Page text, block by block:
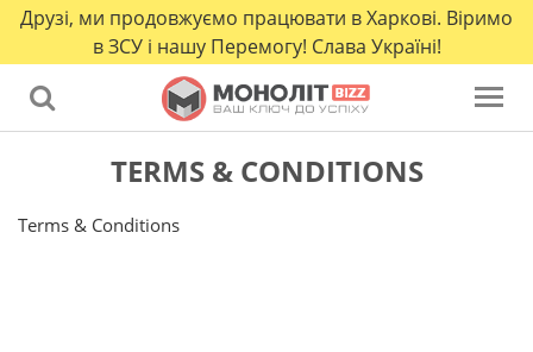
Друзі, ми продовжуємо працювати в Харкові. Віримо
в ЗСУ і нашу Перемогу! Слава Україні!
TERMS & CONDITIONS
Terms & Conditions